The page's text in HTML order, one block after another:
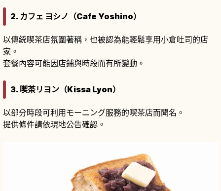
2. カフェ ヨシノ（Cafe Yoshino）
以傳統喫茶店氛圍著稱，也被認為能輕鬆享用小倉吐司的店
家。
套餐內容可能因店鋪與時段而有所變動。
3. 喫茶リヨン（Kissa Lyon）
以部分時段可利用モーニング服務的喫茶店而聞名。
提供條件請依現地公告確認。